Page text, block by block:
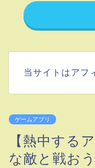
当サイトはアフ
ゲームアプリ
【熱中する
な敵と戦お